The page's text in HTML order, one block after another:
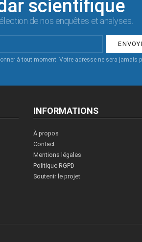
scientifique
de nos enquêtes et analyses.
à tout moment. Votre adresse ne sera jamais
INFORMATIONS
À propos
Contact
Mentions légales
Politique RGPD
Soutenir le projet